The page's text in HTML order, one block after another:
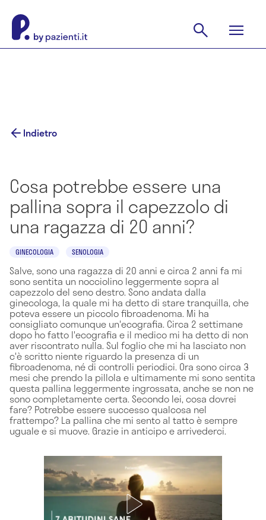
Indietro
Cosa potrebbe essere una
pallina sopra il capezzolo di
una ragazza di 20 anni?
GINECOLOGIA SENOLOGIA
Salve, sono una ragazza di 20 anni e circa 2 anni fa mi
sono sentita un nocciolino leggermente sopra al
capezzolo del seno destro. Sono andata dalla
ginecologa, la quale mi ha detto di stare tranquilla, che
poteva essere un piccolo fibroadenoma. Mi ha
consigliato comunque un'ecografia. Circa 2 settimane
dopo ho fatto l'ecografia e il medico mi ha detto di non
aver riscontrato nulla. Sul foglio che mi ha lasciato non
c'è scritto niente riguardo la presenza di un
fibroadenoma, né di controlli periodici. Ora sono circa 3
mesi che prendo la pillola e ultimamente mi sono sentita
questa pallina leggermente ingrossata, anche se non ne
sono completamente certa. Secondo lei, cosa dovrei
fare? Potrebbe essere successo qualcosa nel
frattempo? La pallina che mi sento al tatto è sempre
uguale e si muove. Grazie in anticipo e arrivederci.